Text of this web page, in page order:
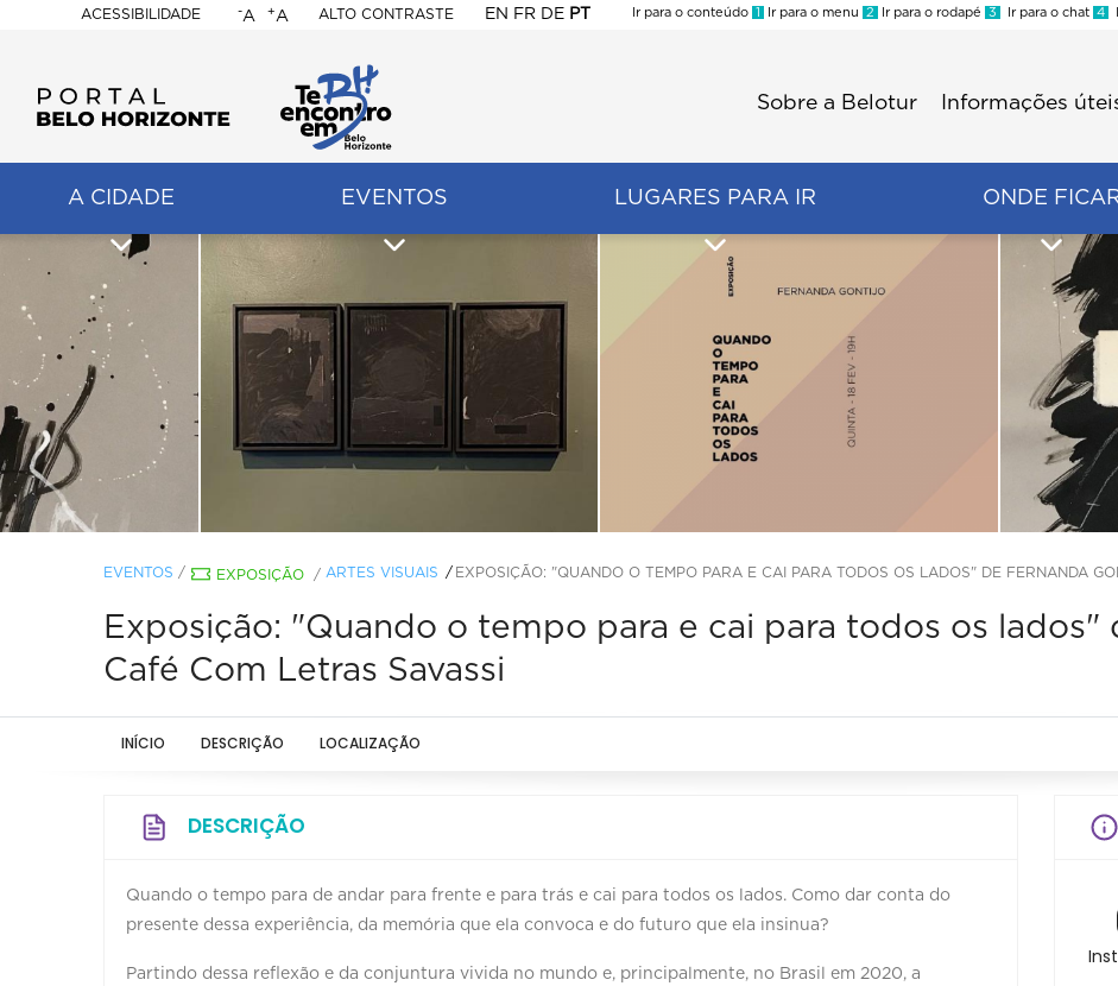
ACESSIBILIDADE
BELO
HORIZONTE
-A +A ALTO CONTRASTE EN FR DE PT
Ir para o conteúdo 1 Ir para o menu 2 Ir para o rodapé 3 Ir para o chat 4
Sobre a Belotur Informações
A CIDADE EVENTOS LUGARES PARA IR ONDE
EVENTOS / EXPOSIÇÃO / ARTES VISUAIS EXPOSIÇÃO: "QUANDO O TEMPO PARA E CAI PARA TODOS OS LADOS" DE FERNANDA
Exposição: "Quando o tempo para e cai para todos os lados"
Café Com Letras Savassi
INÍCIO DESCRIÇÃO LOCALIZAÇÃO
DESCRIÇÃO
Quando o tempo para de andar para frente e para trás e cai para todos os lados. Como dar conta do
presente dessa experiência, da memória que ela convoca e do futuro que ela insinua?
Partindo dessa reflexão e da conjuntura vivida no mundo e, principalmente, no Brasil em 2020, a